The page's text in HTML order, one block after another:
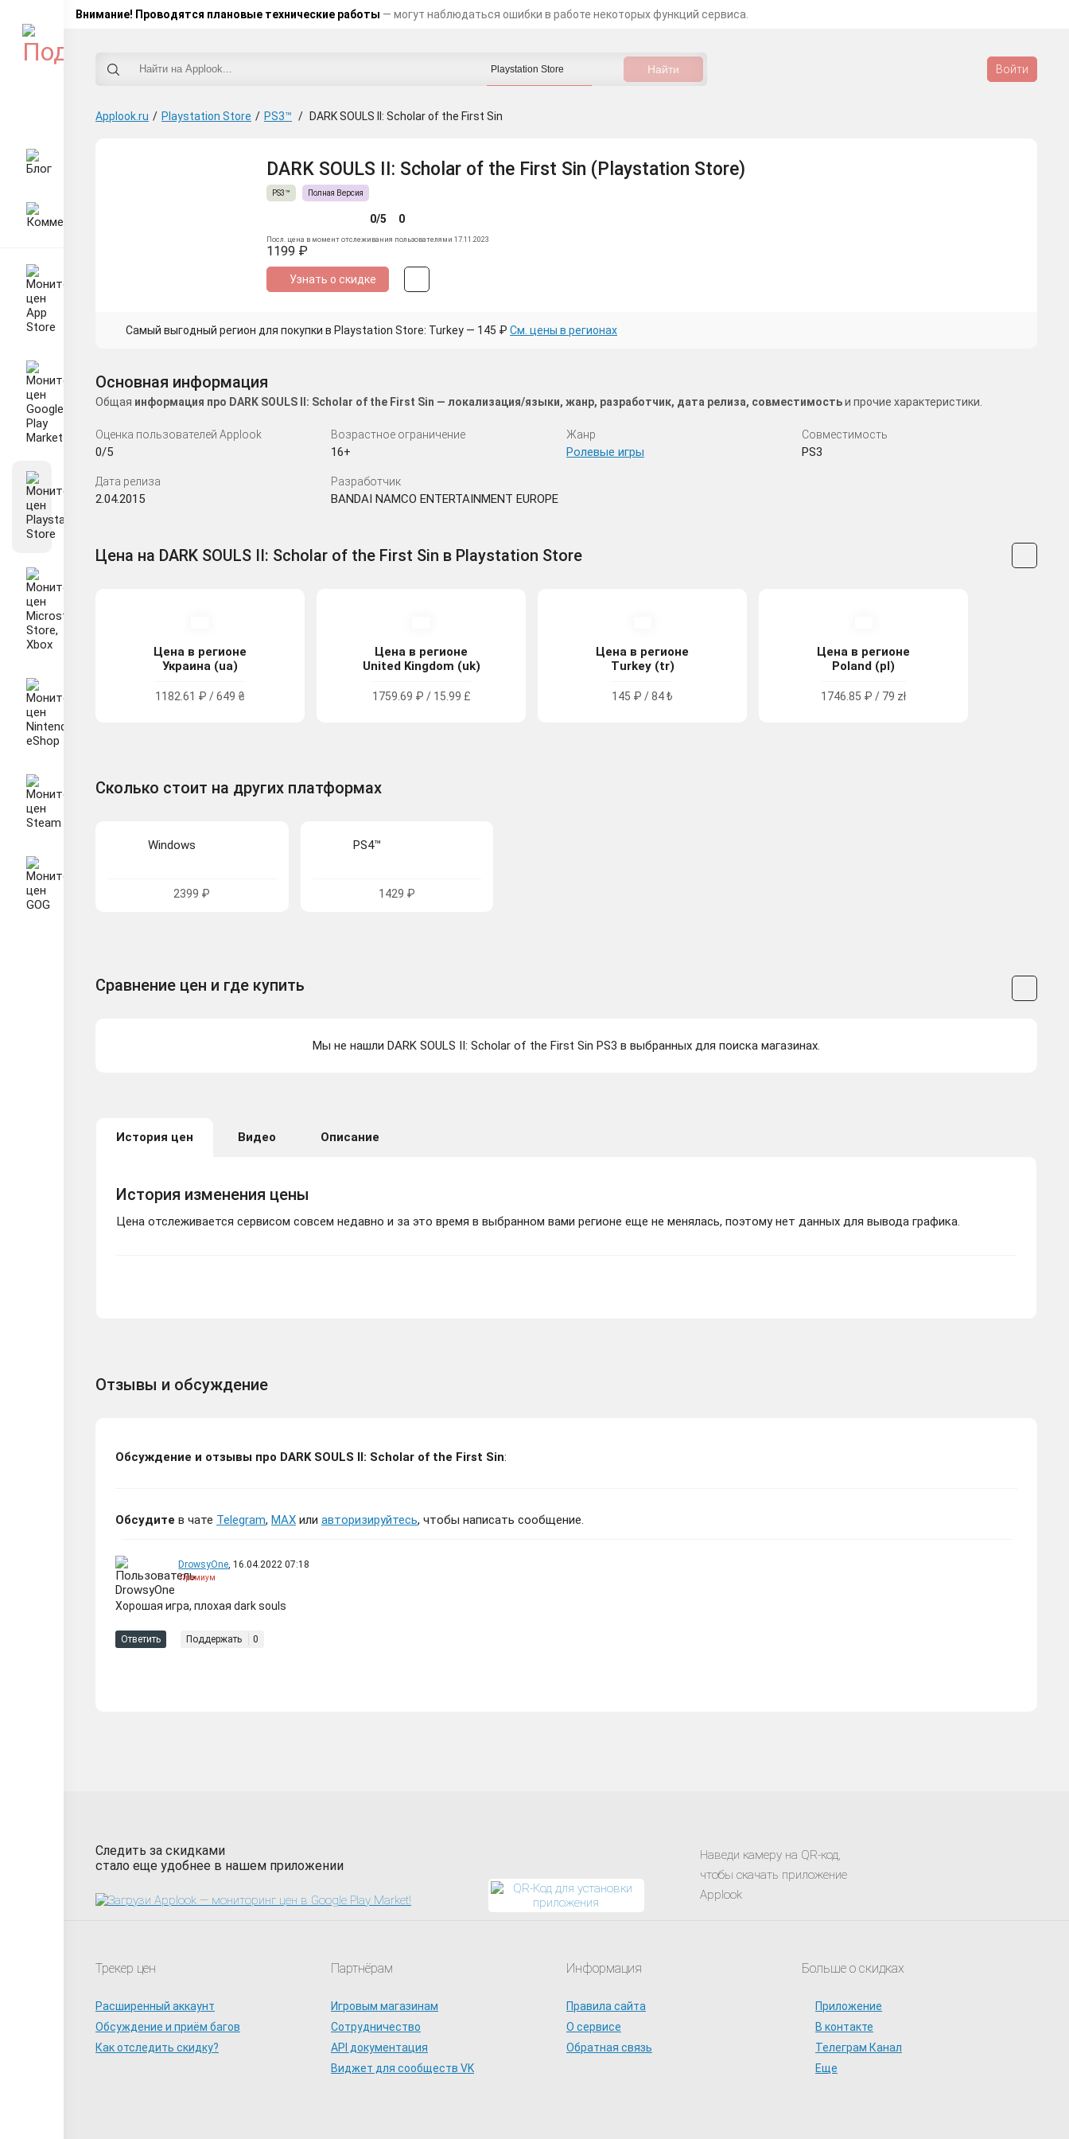
Внимание! Проводятся плановые технические работы — могут наблюдаться ошибки в работе некоторых функций сервиса.
Войти
Applook.ru / Playstation Store / PS3™ / DARK SOULS II: Scholar of the First Sin
DARK SOULS II: Scholar of the First Sin (Playstation Store)
PS3™ Полная Версия
0/5 0
Посл. цена в момент отслеживания пользователями 17.11.2023
1199 ₽
Узнать о скидке
Самый выгодный регион для покупки в Playstation Store: Turkey — 145 ₽ См. цены в регионах
Основная информация
Общая информация про DARK SOULS II: Scholar of the First Sin — локализация/языки, жанр, разработчик, дата релиза, совместимостьи прочие характеристики.
Оценка пользователей Applook
0/5
Возрастное ограничение
16+
Жанр
Ролевые игры
Совместимость
PS3
Дата релиза
2.04.2015
Разработчик
BANDAI NAMCO ENTERTAINMENT EUROPE
Цена на DARK SOULS II: Scholar of the First Sin в Playstation Store
Цена в регионе
Украина (ua)
1182.61 ₽ / 649 ₴
Цена в регионе
United Kingdom (uk)
1759.69 ₽ / 15.99 £
Цена в регионе
Turkey (tr)
145 ₽ / 84 ₺
Цена в регионе
Poland (pl)
1746.85 ₽ / 79 zł
Сколько стоит на других платформах
Windows
2399 ₽
PS4™
1429 ₽
Сравнение цен и где купить
Мы не нашли DARK SOULS II: Scholar of the First Sin PS3 в выбранных для поиска магазинах.
История цен Видео Описание
История изменения цены
Цена отслеживается сервисом совсем недавно и за это время в выбранном вами регионе еще не менялась, поэтому нет данных для вывода графика.
Отзывы и обсуждение
Обсуждение и отзывы про DARK SOULS II: Scholar of the First Sin:
Обсудите в чате Telegram, MAX или авторизируйтесь, чтобы написать сообщение.
DrowsyOne, 16.04.2022 07:18
Премиум
Хорошая игра, плохая dark souls
Ответить Поддержать 0
Следить за скидками
стало еще удобнее в нашем приложении
Наведи камеру на QR-код,
чтобы скачать приложение
Applook
Трекер цен
Расширенный аккаунт
Обсуждение и приём багов
Как отследить скидку?
Партнёрам
Игровым магазинам
Сотрудничество
API документация
Виджет для сообществ VK
Информация
Правила сайта
О сервисе
Обратная связь
Больше о скидках
Приложение
В контакте
Телеграм Канал
Еще